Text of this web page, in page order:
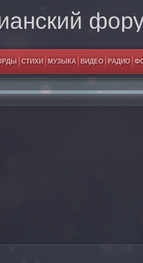
СТИХИ МУЗЫКА ВИДЕО РАДИО